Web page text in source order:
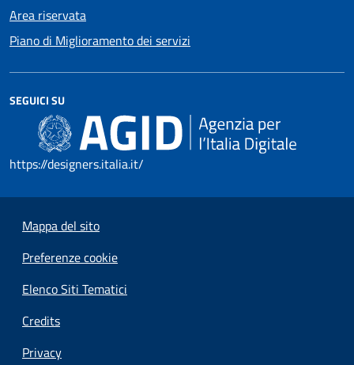
Area riservata
Piano di Miglioramento dei servizi
SEGUICI SU
https://designers.italia.it/
Mappa del sito
Preferenze cookie
Elenco Siti Tematici
Credits
Privacy